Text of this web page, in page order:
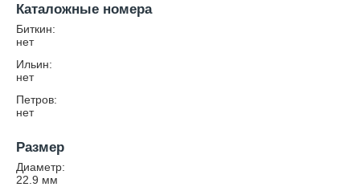
Каталожные номера
Биткин:
нет
Ильин:
нет
Петров:
нет
Размер
Диаметр:
22.9 мм